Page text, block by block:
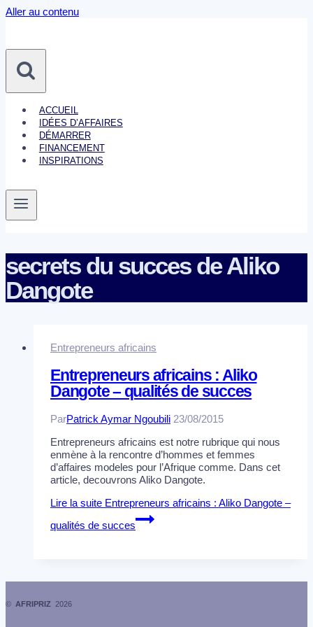
Aller au contenu
ACCUEIL
IDÉES D’AFFAIRES
DÉMARRER
FINANCEMENT
INSPIRATIONS
secrets du succes de Aliko
Dangote
Entrepreneurs africains
Entrepreneurs africains : Aliko
Dangote – qualités de succes
ParPatrick Aymar Ngoubili 23/08/2015
Entrepreneurs africains est notre rubrique qui nous
enmène à la rencontre d’hommes et femmes
d’affaires modeles pour l’Afrique comme. Dans cet
article, decouvrons Aliko Dangote.
Lire la suite Entrepreneurs africains : Aliko Dangote –
qualités de succes
© AFRIPRIZ 2026